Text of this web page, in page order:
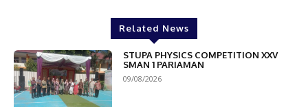
Related News
STUPA PHYSICS COMPETITION XXV
SMAN 1 PARIAMAN
09/08/2026